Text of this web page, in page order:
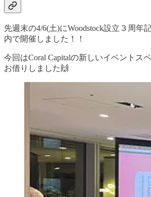
先週末の4/6(土)にWoodstock設立３周年
内で開催しました！！
今回はCoral Capitalの新しいイベントス
お借りしました🙌